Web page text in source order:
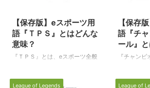
【保存版】eスポーツ用
語『ＴＰＳ』とはどんな
意味？
『ＴＰＳ』とは、eスポーツ全般
プレイするゲーム種目（タイト
【保存
語『チ
ール』
『チャン
ジェンド（
League of Legends League of